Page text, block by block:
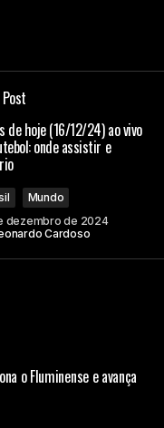
de hoje (16/12/24) ao vivo
onde assistir e
Mundo
dezembro de 2024
Cardoso
o Fluminense e avança